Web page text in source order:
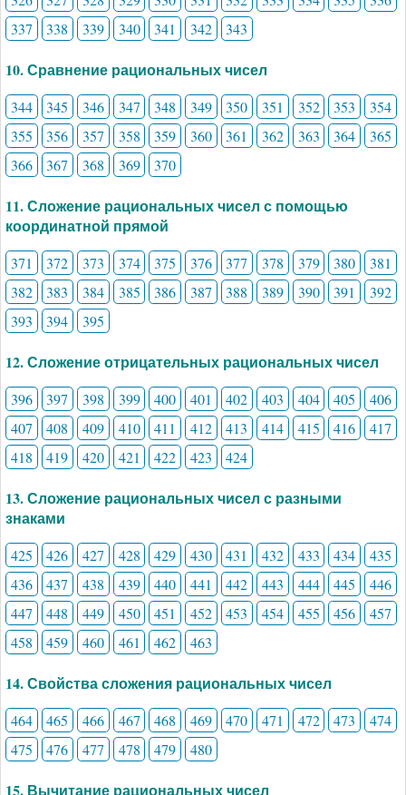
337
338 339 340 341 342 343
10. Сравнение рациональных чисел
344 345 346 347 348 349 350 351 352 353
354
355
356 357 358 359 360 361 362 363 364
365
366
367 368 369 370
11. Сложение рациональных чисел с помощью
координатной прямой
371 372 373 374 375 376 377 378 379 380
381
382
383 384 385 386 387 388 389 390 391
392
393
394 395
12. Сложение отрицательных рациональных чисел
396 397 398 399 400 401 402 403 404 405
406
407
408 409 410 411 412 413 414 415 416
417
418
419 420 421 422 423 424
13. Сложение рациональных чисел с разными
знаками
425 426 427 428 429 430 431 432 433 434
435
436
437 438 439 440 441 442 443 444 445
446
447
448 449 450 451 452 453 454 455 456
457
458
459 460 461 462 463
14. Свойства сложения рациональных чисел
464 465 466 467 468 469 470 471 472 473
474
475
476 477 478 479 480
15. Вычитание рациональных чисел